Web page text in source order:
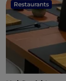
Restaurants